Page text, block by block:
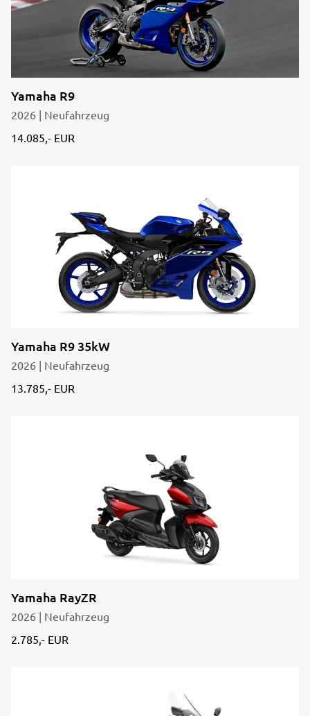
Yamaha R9
2026 | Neufahrzeug
14.085,- EUR
Yamaha R9 35kW
2026 | Neufahrzeug
13.785,- EUR
Yamaha RayZR
2026 | Neufahrzeug
2.785,- EUR